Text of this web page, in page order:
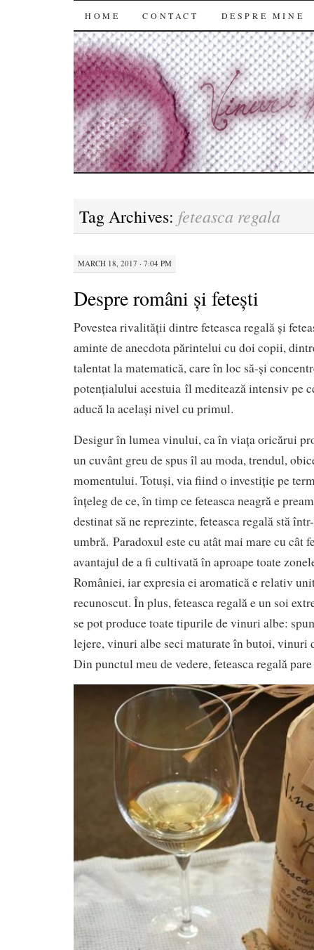
SKIP
TO
CONTENT
HOME CONTACT DESPRE MINE
Tag Archives: feteasca regala
MARCH 18, 2017 · 7:04 PM
Despre români și fetești
Povestea rivalității dintre feteasca regală și
aminte de anecdota părintelui cu doi copii,
talentat la matematică, care în loc să-și
potențialului acestuia îl meditează intensiv pe
aducă la același nivel cu primul.
Desigur în lumea vinului, ca în viața oricărui
un cuvânt greu de spus îl au moda, trendul,
momentului. Totuși, via fiind o investiție pe
înțeleg de ce, în timp ce feteasca neagră e
destinat să ne reprezinte, feteasca regală stă
umbră. Paradoxul este cu atât mai mare cu cât
avantajul de a fi cultivată în aproape toate
României, iar expresia ei aromatică e relativ
recunoscut. În plus, feteasca regală e un soi
se pot produce toate tipurile de vinuri albe:
lejere, vinuri albe seci maturate în butoi, vinuri
Din punctul meu de vedere, feteasca regală